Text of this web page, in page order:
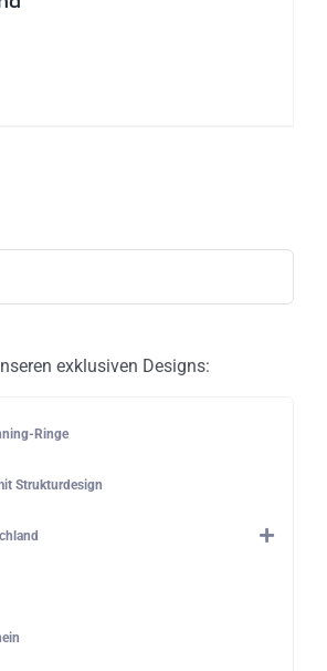
exklusiven Designs:
Ringe
Strukturdesign